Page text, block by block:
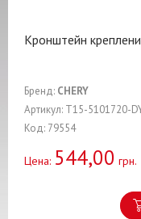
Кронштейн
Бренд: CHERY
Артикул: T15-5101720-
Код: 79554
Цена: 544,00 грн.